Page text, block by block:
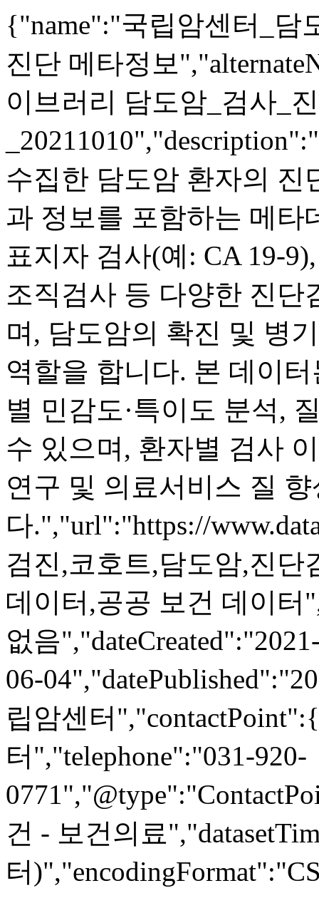
{"name":"국립암센터_담
진단 메타정보
이브러리 담도암_검사_
수집한 담도암 환자의 진
과 정보를 포함하는 메타
표지자 검사(예: CA 19-
조직검사 등 다양한 진단
며, 담도암의 확진 및 병
역할을 합니다. 본 데이
별 민감도·특이도 분석,
수 있으며, 환자별 검사
연구 및 의료서비스 질
다.","url":"https://
검진,코호트,담도암,진
데이터,공공 보건 데이터
없음
06-
립암센터
터","telephone":"031-920-
건 - 보건의료
터